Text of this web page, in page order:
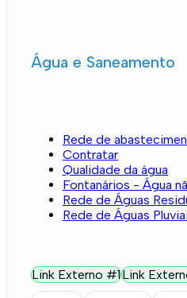
Água e Saneamento
Rede de
Contratar
Qualidade da água
Fontanários - Água
Rede de Águas
Rede de Águas
Link Externo #1Link